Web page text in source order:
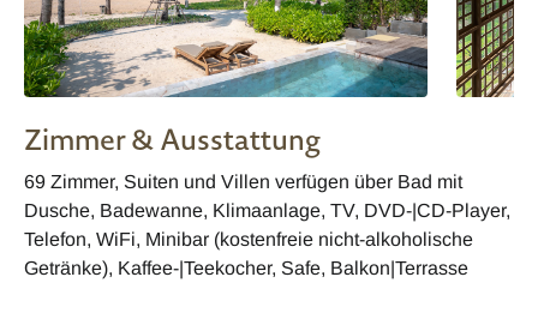
Zimmer & Ausstattung
69 Zimmer, Suiten und Villen verfügen über Bad mit
Dusche, Badewanne, Klimaanlage, TV, DVD-|CD-Player,
Telefon, WiFi, Minibar (kostenfreie nicht-alkoholische
Getränke), Kaffee-|Teekocher, Safe, Balkon|Terrasse